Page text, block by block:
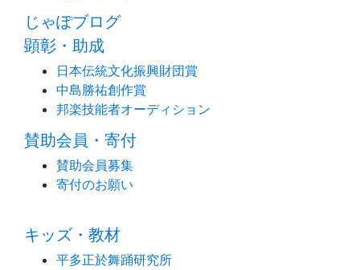
じゃぽブログ
顕彰・助成
日本伝統文化振興財団賞
中島勝祐創作賞
邦楽技能者オーディション
賛助会員・寄付
賛助会員募集
寄付のお願い
キッズ・教材
平多正於舞踊研究所